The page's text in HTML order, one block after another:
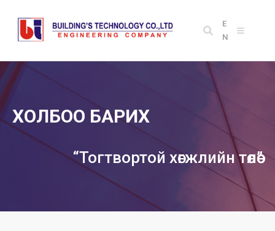
E
N
ХОЛБОО БАРИХ
“Тогтвортой хөгжлийн төлөө”